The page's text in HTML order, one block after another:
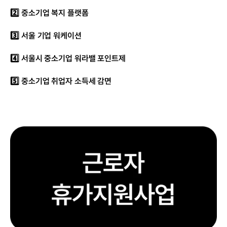
2️⃣ 중소기업 복지 플랫폼
3️⃣ 서울 기업 워케이션
4️⃣ 서울시 중소기업 워라밸 포인트제
5️⃣ 중소기업 취업자 소득세 감면